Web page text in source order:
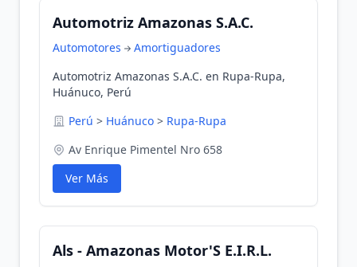
Automotriz Amazonas S.A.C.
Automotores
Amortiguadores
Automotriz Amazonas S.A.C. en Rupa-Rupa,
Huánuco, Perú
Perú > Huánuco > Rupa-Rupa
Av Enrique Pimentel Nro 658
Ver Más
Als - Amazonas Motor'S E.I.R.L.